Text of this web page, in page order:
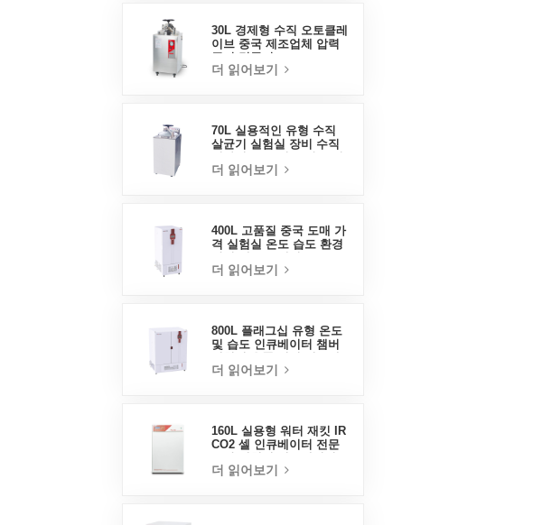
30L 경제형 수직 오토클레
이브 중국 제조업체 압력
더 읽어보기
70L 실용적인 유형 수직
살균기 실험실 장비 수직
살균기
더 읽어보기
400L 고품질 중국 도매 가
격 실험실 온도 습도 환경
더 읽어보기
800L 플래그십 유형 온도
및 습도 인큐베이터 챔버
이터
더 읽어보기
160L 실용형 워터 재킷 IR
CO2 셀 인큐베이터 전문
더 읽어보기